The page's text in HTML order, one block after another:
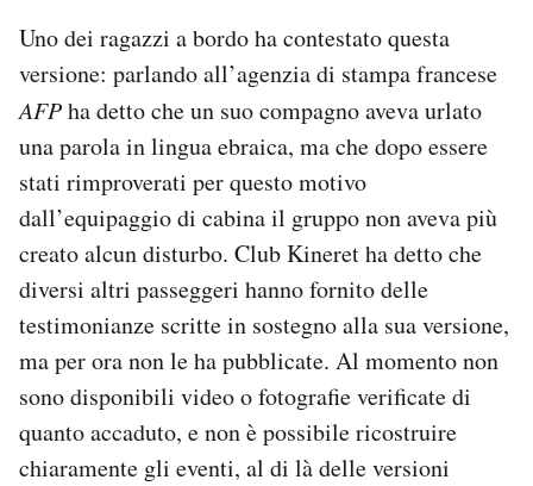
Uno dei ragazzi a bordo ha contestato questa
versione: parlando all’agenzia di stampa francese
AFPha detto che un suo compagno aveva urlato
una parola in lingua ebraica, ma che dopo essere
stati rimproverati per questo motivo
dall’equipaggio di cabina il gruppo non aveva più
creato alcun disturbo. Club Kineret ha detto che
diversi altri passeggeri hanno fornito delle
testimonianze scritte in sostegno alla sua versione,
ma per ora non le ha pubblicate. Al momento non
sono disponibili video o fotografie verificate di
quanto accaduto, e non è possibile ricostruire
chiaramente gli eventi, al di là delle versioni